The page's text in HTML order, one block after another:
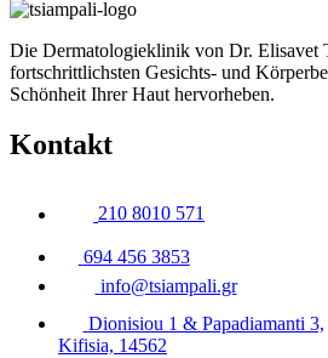
Die Dermatologieklinik von Dr. Elisavet
fortschrittlichsten Gesichts- und
Schönheit Ihrer Haut hervorheben.
Kontakt
210 8010 571
694 456 3853
info@tsiampali.gr
Dionisiou 1 & Papadiamanti 3,
Kifisia, 14562